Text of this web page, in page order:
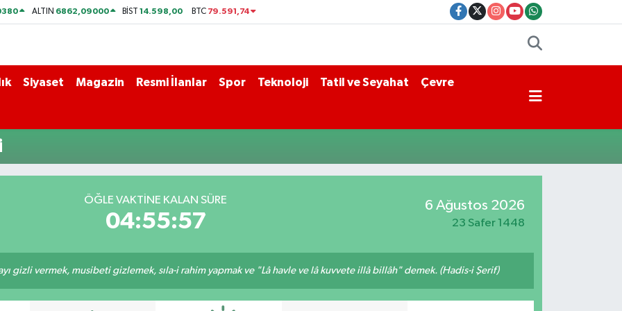
ALTIN 6862,09000 BİST14.598,00 BTC 79.591,74
Siyaset Magazin Resmi İlanlar Spor Teknoloji Tatil ve Seyahat Çevre
ÖĞLE VAKTİNE KALAN SÜRE
04:55:57
6 Ağustos 2026
23 Safer 1448
gizli vermek, musibeti gizlemek, sıla-i rahim yapmak ve "Lâ havle ve lâ kuvvete illâ billâh" demek. (Hadis-i Şerif)